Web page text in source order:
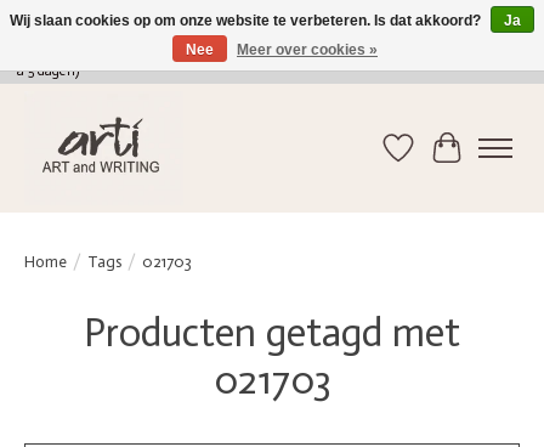
verkoop@arti-artandwriting.be/ +32 (0)471 41 82 41 / GRATIS verzending > 75 euro (2
a 5 dagen)
Verlanglijst
Home / Tags / 021703
Producten getagd met
021703
Wij slaan cookies op om onze website te verbeteren. Is dat akkoord?
Ja
Nee
Meer over cookies »